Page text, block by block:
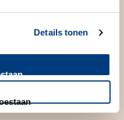
Details tonen